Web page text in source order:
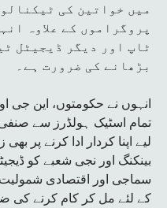
میں خواتین کی
پروگراموں کے علاوہ
ٹاپ اور دیگر ڈیجیٹل
بڑھانے کی ضرورت ہے۔
انہوں نے حکومتوں، این جی
تمام اسٹیک ہولڈرز سے
لیے اپنا کردار ادا کرنے پر
بینکنگ اور نجی شعبے کو
سماجی اور اقتصادی
کے لئے مل کر کام کرنے کی